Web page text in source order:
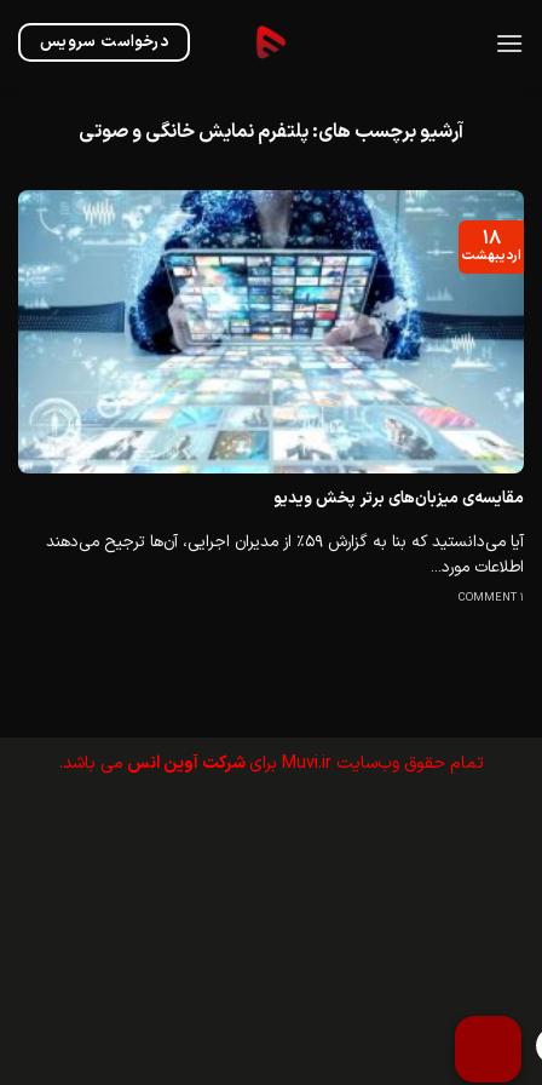
درخواست سرویس
آرشیو برچسب های:پلتفرم نمایش خانگی و صوتی
مقایسه‌ی میزبان‌های برتر پخش ویدیو
آیا می‌دانستید که بنا به گزارش ۵۹٪ از مدیران اجرایی، آن‌ها ترجیح می‌دهند
اطلاعات مورد...
1 COMMENT
۱۸
اردیبهشت
تمام حقوق وب‌سايت Muvi.ir برای شرکت آوین انس می باشد.